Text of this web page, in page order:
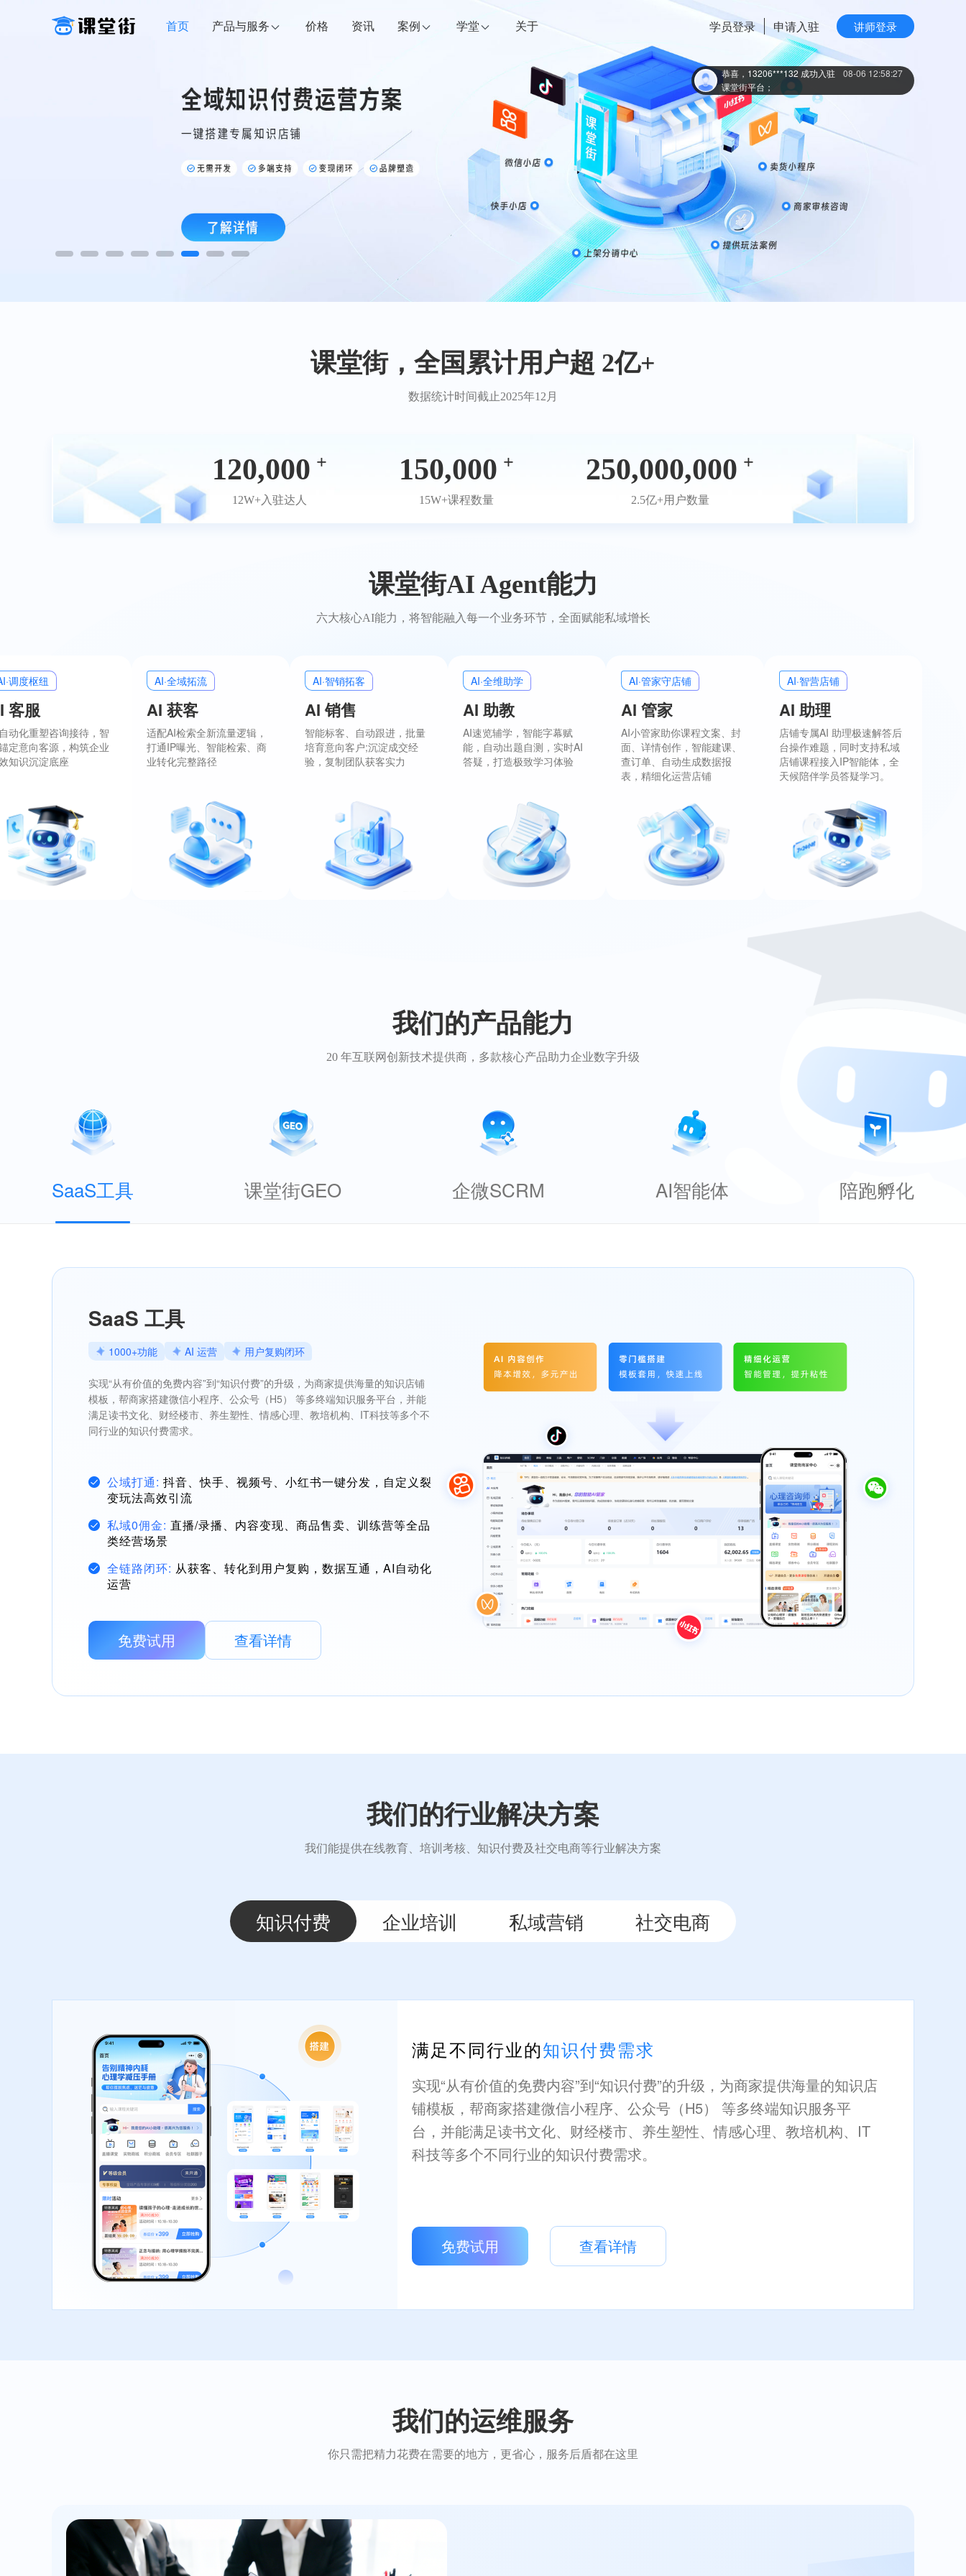
首页 产品与服务 价格 资讯 案例 学堂 关于 学员登录 申请入驻 讲师登录
08-06 04:20:42
恭喜，15138***151 成功入驻
课堂街平台；
恭喜，13199***131 成功入驻
课堂街平台；
08-06 12:58:27
恭喜，13206***132 成功入驻
课堂街平台；
恭喜，17763***177 成功入驻
课堂街平台；
恭喜，13957***139 成功入驻
课堂街平台；
恭喜，19068***190 成功入驻
课堂街平台；
恭喜，15800***158 成功入驻
课堂街平台；
恭喜，15337***153 成功入驻
课堂街平台；
恭喜，15111***151 成功入驻
课堂街平台；
恭喜，17381***173 成功入驻
课堂街平台；
恭喜，19148***191 成功入驻
课堂街平台；
课堂街，全国累计用户超 2亿+
数据统计时间截止2025年12月
120,000 +
12W+入驻达人
150,000 +
15W+课程数量
250,000,000 +
2.5亿+用户数量
课堂街AI Agent能力
六大核心AI能力，将智能融入每一个业务环节，全面赋能私域增长
调度枢纽
客服
动化重塑咨询接待，智
定意向客源，构筑企业
知识沉淀底座
AI·全域拓流
AI 获客
适配AI检索全新流量逻辑，
打通IP曝光、智能检索、商
业转化完整路径
AI·智销拓客
AI 销售
智能标客、自动跟进，批量
培育意向客户;沉淀成交经
验，复制团队获客实力
AI·全维助学
AI 助教
AI速览辅学，智能字幕赋
能，自动出题自测，实时AI
答疑，打造极致学习体验
AI·管家守店铺
AI 管家
AI小管家助你课程文案、封
面、详情创作，智能建课、
查订单、自动生成数据报
表，精细化运营店铺
AI·智营店铺
AI 助理
店铺专属AI 助理极速解答后
台操作难题，同时支持私域
店铺课程接入IP智能体，全
天候陪伴学员答疑学习。
我们的产品能力
20 年互联网创新技术提供商，多款核心产品助力企业数字升级
SaaS工具 课堂街GEO 企微SCRM AI智能体 陪跑孵化
SaaS 工具
1000+功能 AI 运营 用户复购闭环
实现“从有价值的免费内容”到“知识付费”的升级，为商家提供海量的知识店铺
模板，帮商家搭建微信小程序、公众号（H5） 等多终端知识服务平台，并能
满足读书文化、财经楼市、养生塑性、情感心理、教培机构、IT科技等多个不
同行业的知识付费需求。
公域打通: 抖音、快手、视频号、小红书一键分发，自定义裂
变玩法高效引流
私域0佣金: 直播/录播、内容变现、商品售卖、训练营等全品
类经营场景
全链路闭环: 从获客、转化到用户复购，数据互通，AI自动化
运营
免费试用 查看详情
我们的行业解决方案
我们能提供在线教育、培训考核、知识付费及社交电商等行业解决方案
知识付费 企业培训 私域营销 社交电商
满足不同行业的知识付费需求
实现“从有价值的免费内容”到“知识付费”的升级，为商家提供海量的知识店
铺模板，帮商家搭建微信小程序、公众号（H5） 等多终端知识服务平
台，并能满足读书文化、财经楼市、养生塑性、情感心理、教培机构、IT
科技等多个不同行业的知识付费需求。
免费试用 查看详情
我们的运维服务
你只需把精力花费在需要的地方，更省心，服务后盾都在这里